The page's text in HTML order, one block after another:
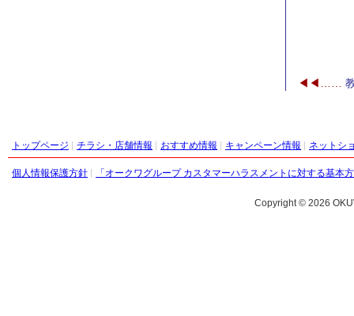
トップページ チラシ・店舗情報 おすすめ情報 キャンペーン情報 ネットシ
個人情報保護方針 「オークワグループ カスタマーハラスメントに対する基本
Copyright © 2026